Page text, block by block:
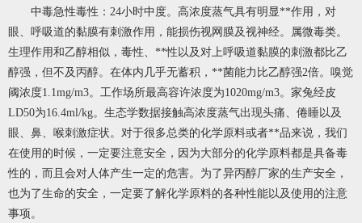
中毒急性毒性：24小时中度。高浓度蒸气具有明显**作用，对
眼、呼吸道的黏膜有刺激作用，能损伤视网膜及视神经。属微毒类。
生理作用和乙醇相似，毒性、**性以及对上呼吸道黏膜的刺激都比乙
醇强，但不及丙醇。在体内几乎无蓄积，**菌能力比乙醇强2倍。嗅觉
阈浓度1.1mg/m3。工作场所最高容许浓度为1020mg/m3。家兔经皮
LD50为16.4ml/kg。生态学数据接触高浓度蒸气出现头痛、倦睡以及
眼、鼻、喉刺激症状。对于很多总类的化学原料或者**品来说，我们
在使用的时候，一定要注意安全，因为大部分的化学原料都是具备毒
性的，而且会对人体产生一定的危害。为了异丙醇厂家的生产安全，
也为了生命的安全，一定要了解化学原料的各种性能以及使用的注意
事项。